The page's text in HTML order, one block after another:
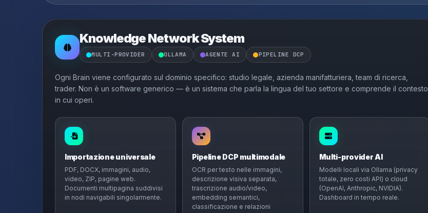
Knowledge Network System
MULTI-PROVIDER OLLAMA AGENTE AI PIPELINE DCP
Ogni Brain viene configurato sul dominio specifico: studio legale, azienda manifatturiera, team di ricerca,
trader. Non è un software generico — è un sistema che parla la lingua del tuo settore e comprende il contesto
in cui operi.
Importazione universale
PDF, DOCX, immagini, audio,
video, ZIP, pagine web.
Documenti multipagina suddivisi
in nodi navigabili singolarmente.
Pipeline DCP multimodale
OCR per testo nelle immagini,
descrizione visiva separata,
trascrizione audio/video,
embedding semantici,
classificazione e relazioni
Multi-provider AI
Modelli locali via Ollama (privacy
totale, zero costi API) o cloud
(OpenAI, Anthropic, NVIDIA).
Dashboard in tempo reale.